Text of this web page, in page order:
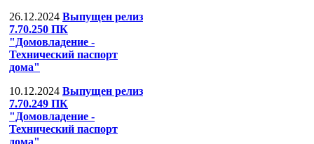
26.12.2024 Выпущен релиз
7.70.250 ПК
"Домовладение -
Технический паспорт
дома"
10.12.2024 Выпущен релиз
7.70.249 ПК
"Домовладение -
Технический паспорт